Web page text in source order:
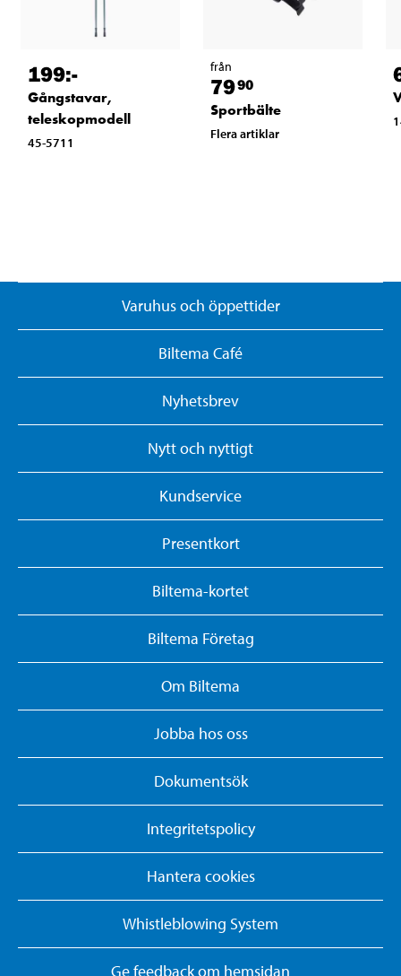
199:-
Gångstavar,
teleskopmodell
45-5711
från
7990
Sportbälte
Flera artiklar
Varuhus och öppettider
Biltema Café
Nyhetsbrev
Nytt och nyttigt
Kundservice
Presentkort
Biltema-kortet
Biltema Företag
Om Biltema
Jobba hos oss
Dokumentsök
Integritetspolicy
Hantera cookies
Whistleblowing System
Ge feedback om hemsidan